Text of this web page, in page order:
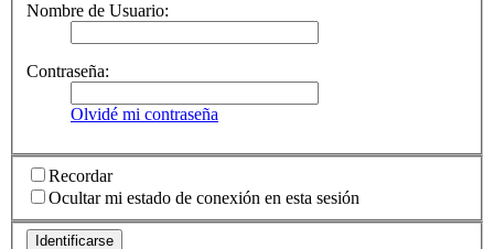
Nombre de Usuario:
Contraseña:
Olvidé mi contraseña
Recordar
Ocultar mi estado de conexión en esta sesión